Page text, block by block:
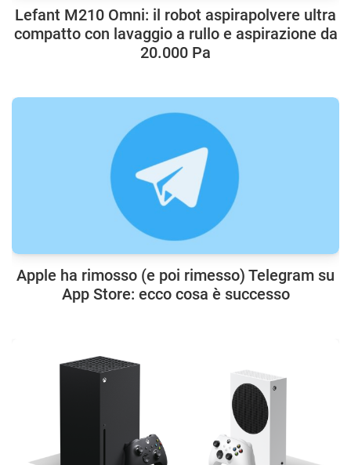
Lefant M210 Omni: il robot aspirapolvere ultra
compatto con lavaggio a rullo e aspirazione da
20.000 Pa
Apple ha rimosso (e poi rimesso) Telegram su
App Store: ecco cosa è successo